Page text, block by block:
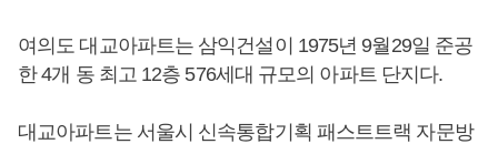
여의도 대교아파트는 삼익건설이 1975년 9월29일 준공
한 4개 동 최고 12층 576세대 규모의 아파트 단지다.
대교아파트는 서울시 신속통합기획 패스트트랙 자문방